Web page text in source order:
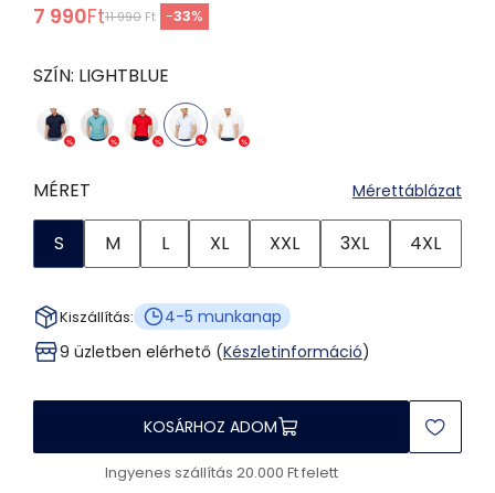
7 990Ft11 990 Ft -33%
SZÍN: LIGHTBLUE
MÉRET Mérettáblázat
S M L XL XXL 3XL 4XL
Kiszállítás:
4-5 munkanap
9 üzletben elérhető (Készletinformáció)
KOSÁRHOZ ADOM
Ingyenes szállítás 20.000 Ft felett